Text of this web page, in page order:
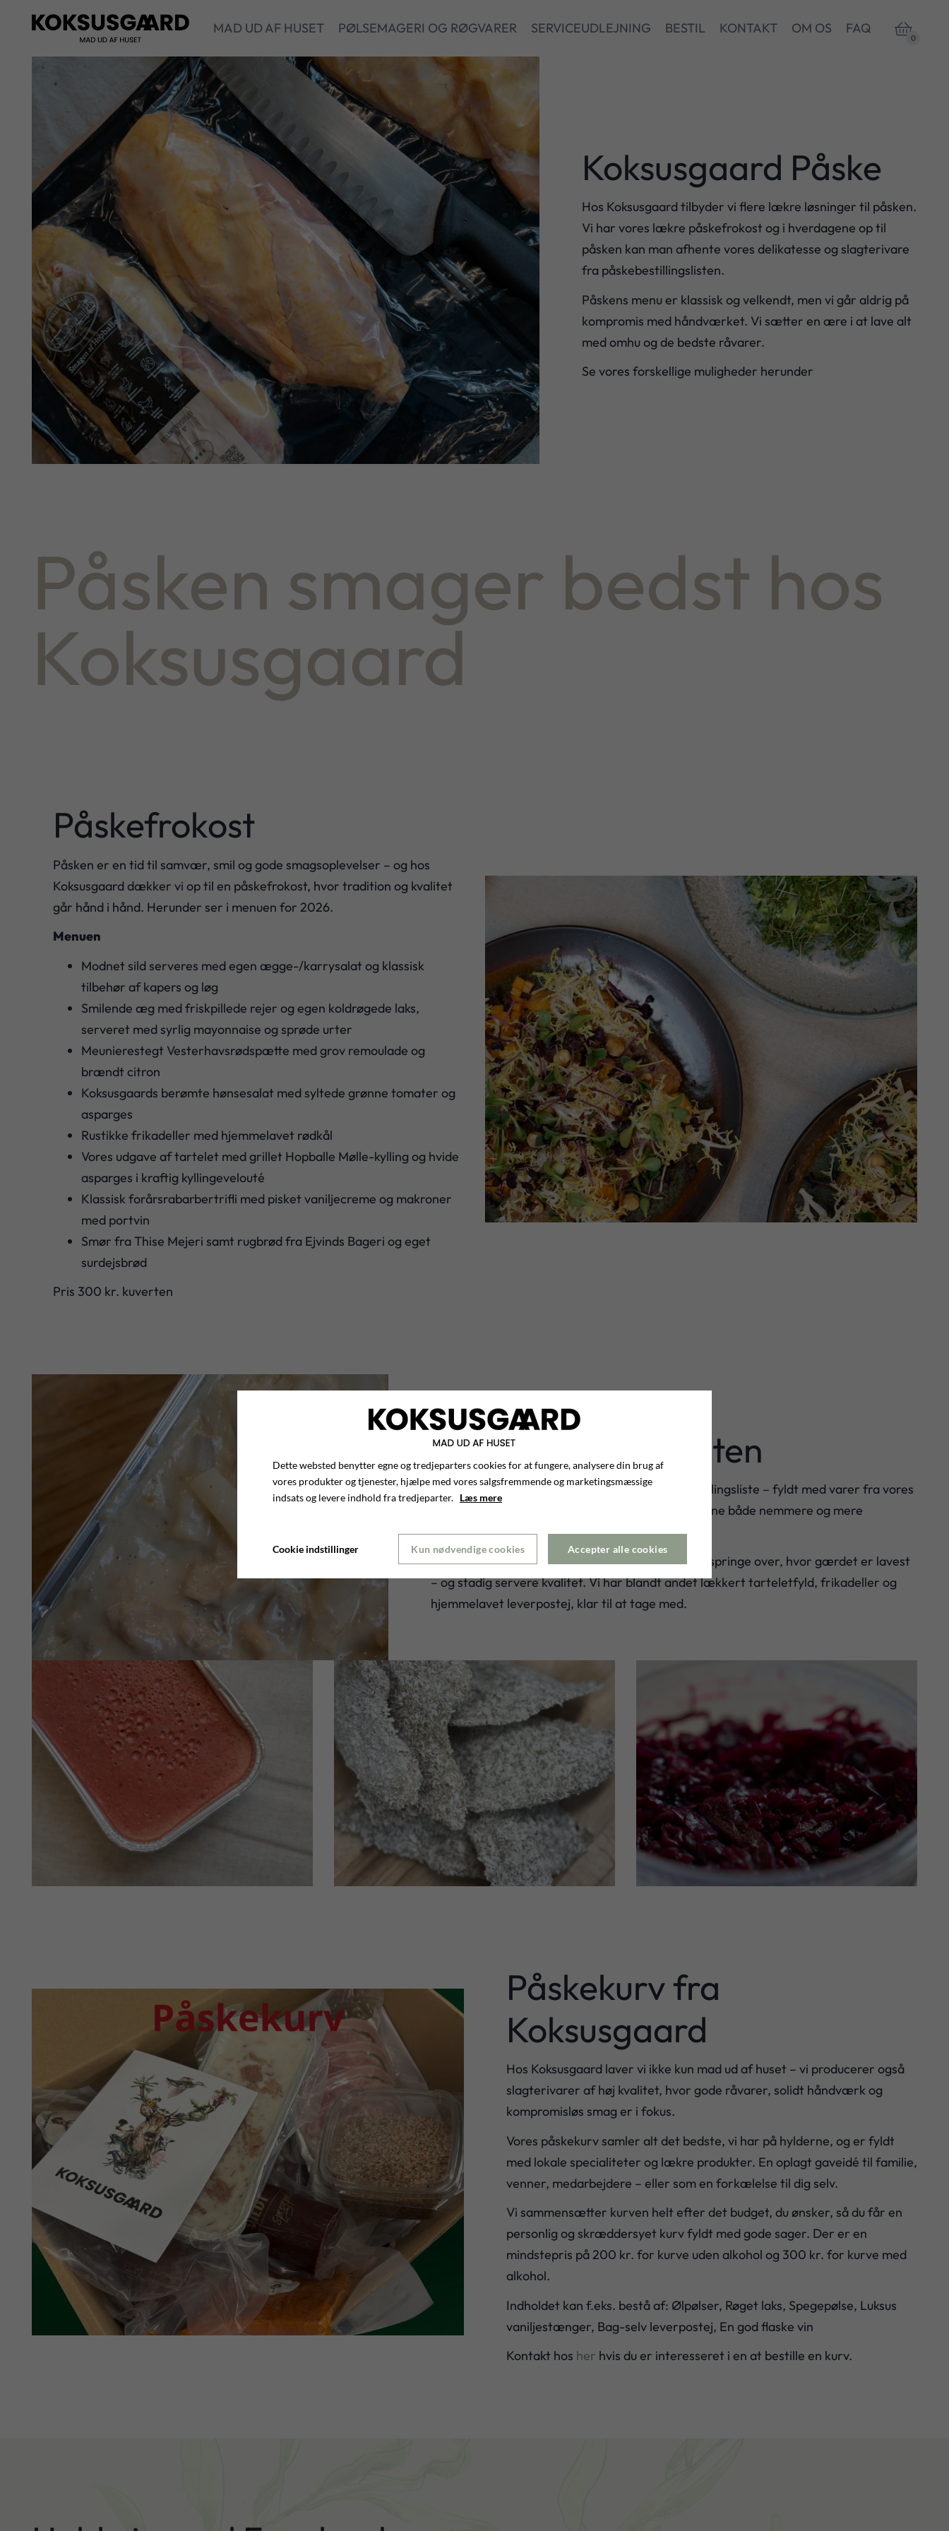

0
MAD UD AF HUSET PØLSEMAGERI OG RØGVARER SERVICEUDLEJNING BESTIL KONTAKT OM OS FAQ
Koksusgaard Påske
Hos Koksusgaard tilbyder vi flere lækre løsninger til påsken.
Vi har vores lækre påskefrokost og i hverdagene op til
påsken kan man afhente vores delikatesse og slagterivare
fra påskebestillingslisten.
Påskens menu er klassisk og velkendt, men vi går aldrig på
kompromis med håndværket. Vi sætter en ære i at lave alt
med omhu og de bedste råvarer.
Se vores forskellige muligheder herunder
Påsken smager bedst hos
Koksusgaard
Påskefrokost
Påsken er en tid til samvær, smil og gode smagsoplevelser – og hos
Koksusgaard dækker vi op til en påskefrokost, hvor tradition og kvalitet
går hånd i hånd. Herunder ser i menuen for 2026.
Menuen
Modnet sild serveres med egen ægge-/karrysalat og klassisk
tilbehør af kapers og løg
Smilende æg med friskpillede rejer og egen koldrøgede laks,
serveret med syrlig mayonnaise og sprøde urter
Meunierestegt Vesterhavsrødspætte med grov remoulade og
brændt citron
Koksusgaards berømte hønsesalat med syltede grønne tomater og
asparges
Rustikke frikadeller med hjemmelavet rødkål
Vores udgave af tartelet med grillet Hopballe Mølle-kylling og hvide
asparges i kraftig kyllingevelouté
Klassisk forårsrabarbertrifli med pisket vaniljecreme og makroner
med portvin
Smør fra Thise Mejeri samt rugbrød fra Ejvinds Bageri og eget
surdejsbrød
Pris 300 kr. kuverten
Påske bestillingslisten
Hos Koksusgaard har vi hvert år vores påskebestillingsliste – fyldt med varer fra vores
slagteri, delikatesse og røgeri, der gør påskedagene både nemmere og mere
smagsfulde.
Skal du til familiesammenskudsgilde, kan du nemt springe over, hvor gærdet er lavest
– og stadig servere kvalitet. Vi har blandt andet lækkert tarteletfyld, frikadeller og
hjemmelavet leverpostej, klar til at tage med.
Påskekurv fra
Koksusgaard
Hos Koksusgaard laver vi ikke kun mad ud af huset – vi producerer også
slagterivarer af høj kvalitet, hvor gode råvarer, solidt håndværk og
kompromisløs smag er i fokus.
Vores påskekurv samler alt det bedste, vi har på hylderne, og er fyldt
med lokale specialiteter og lækre produkter. En oplagt gaveidé til familie,
venner, medarbejdere – eller som en forkælelse til dig selv.
Vi sammensætter kurven helt efter det budget, du ønsker, så du får en
personlig og skræddersyet kurv fyldt med gode sager. Der er en
mindstepris på 200 kr. for kurve uden alkohol og 300 kr. for kurve med
alkohol.
Indholdet kan f.eks. bestå af: Ølpølser, Røget laks, Spegepølse, Luksus
vaniljestænger, Bag-selv leverpostej, En god flaske vin
Kontakt hos her hvis du er interesseret i en at bestille en kurv.
Dette websted benytter egne og tredjeparters cookies for at fungere, analysere din brug af
vores produkter og tjenester, hjælpe med vores salgsfremmende og marketingsmæssige
indsats og levere indhold fra tredjeparter. Læs mere
Cookie indstillinger Kun nødvendige cookies Accepter alle cookies